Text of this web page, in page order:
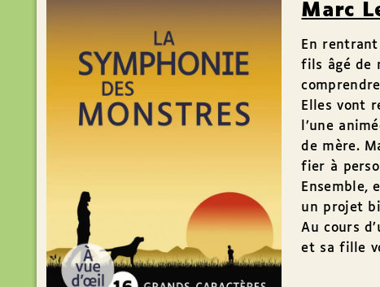
Marc
En
fils âgé de
Elles vont
l’une
de mère.
fier à
Ensemble,
un projet
Au cours
et sa fille